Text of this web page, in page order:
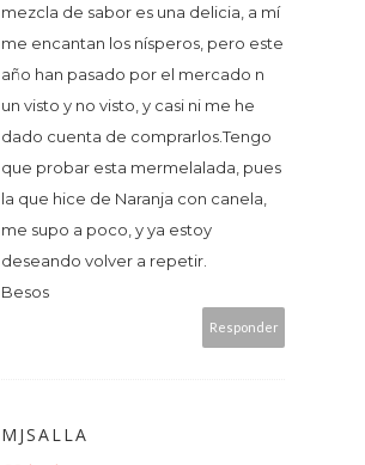
mezcla de sabor es una delicia, a mí
me encantan los nísperos, pero este
año han pasado por el mercado n
un visto y no visto, y casi ni me he
dado cuenta de comprarlos.Tengo
que probar esta mermelalada, pues
la que hice de Naranja con canela,
me supo a poco, y ya estoy
deseando volver a repetir.
Besos
Responder
MJSALLA